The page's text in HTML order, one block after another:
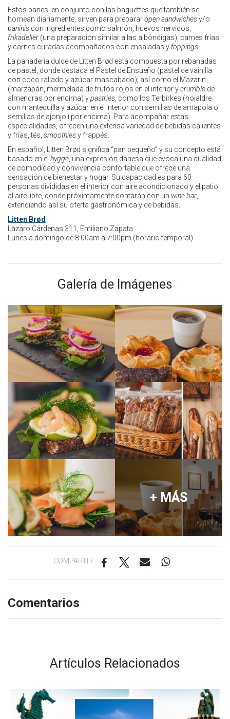
Estos panes, en conjunto con las baguettes que también se
hornean diariamente, sirven para prepararopen sandwichesy/o
paninis con ingredientes como salmón, huevos hervidos,
frikadeller (una preparación similar a las albóndigas), carnes frías
y carnes curadas acompañados con ensaladas ytoppings
La panadería dulce de Litten Brød está compuesta por rebanadas
de pastel, donde destaca el Pastel de Ensueño (pastel de vainilla
con coco rallado y azúcar mascabado); así como el Mazarin
(marzapán, mermelada de frutos rojos en el interior ycrumble de
almendras por encima) ypastries , como los Terbirkes (hojaldre
con mantequilla y azúcar en el interior con semillas de amapola o
semillas de ajonjolí por encima). Para acompañar estas
especialidades, ofrecen una extensa variedad de bebidas calientes
y frías, tés, smoothiesy frappés.
En español, Litten Brød significa “pan pequeño” y su concepto está
basado en el hygge , una expresión danesa que evoca una cualidad
de comodidad y convivencia confortable que ofrece una
sensación de bienestar y hogar. Su capacidad es para 60
personas divididas en el interior con aire acondicionado y el patio
al aire libre, donde próximamente contarán con un wine bar
extendiendo así su oferta gastronómica y de bebidas.
Litten Brød
Lázaro Cárdenas 311, Emiliano Zapata
Lunes a domingo de 8:00am a 7:00pm (horario temporal)
Galería de Imágenes
+ MÁS
COMPARTIR
Comentarios
Artículos Relacionados